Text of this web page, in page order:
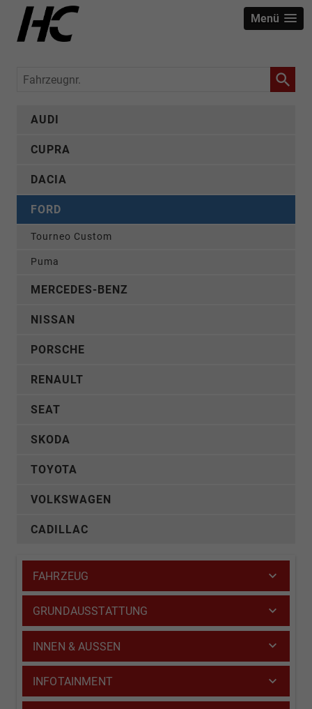
Menü
Fahrzeugnr.
AUDI
CUPRA
DACIA
FORD
Tourneo Custom
Puma
MERCEDES-BENZ
NISSAN
PORSCHE
RENAULT
SEAT
SKODA
TOYOTA
VOLKSWAGEN
CADILLAC
FAHRZEUG
GRUNDAUSSTATTUNG
INNEN & AUSSEN
INFOTAINMENT